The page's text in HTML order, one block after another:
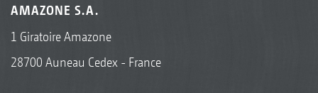
AMAZONE S.A.
1 Giratoire Amazone
28700 Auneau Cedex - France